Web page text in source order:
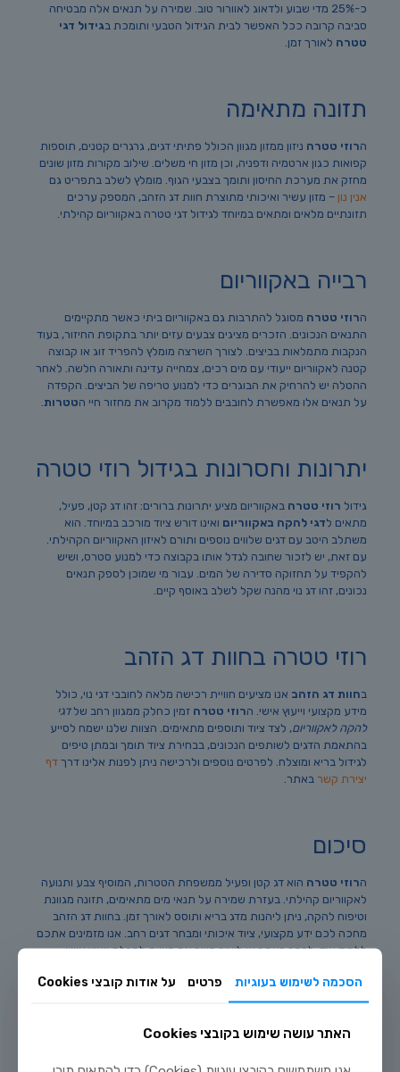
כ-25% מדי שבוע ולדאוג לאוורור טוב. שמירה על תנאים אלה מבטיחה
סביבה קרובה ככל האפשר לבית הגידול הטבעי ותומכת בגידול דגי
טטרה לאורך זמן.
תזונה מתאימה
הרוזי טטרה ניזון ממזון מגוון הכולל פתיתי דגים, גרגרים קטנים, תוספות
קפואות כגון ארטמיה ודפניה, וכן מזון חי משלים. שילוב מקורות מזון שונים
מחזק את מערכת החיסון ותומך בצבעי הגוף. מומלץ לשלב בתפריט גם
אנין נון – מזון עשיר ואיכותי מתוצרת חוות דג הזהב, המספק ערכים
תזונתיים מלאים ומתאים במיוחד לגידול דגי טטרה באקווריום קהילתי.
רבייה באקווריום
הרוזי טטרה מסוגל להתרבות גם באקווריום ביתי כאשר מתקיימים
התנאים הנכונים. הזכרים מציגים צבעים עזים יותר בתקופת החיזור, בעוד
הנקבות מתמלאות בביצים. לצורך השרצה מומלץ להפריד זוג או קבוצה
קטנה לאקווריום ייעודי עם מים רכים, צמחייה עדינה ותאורה חלשה. לאחר
ההטלה יש להרחיק את הבוגרים כדי למנוע טריפה של הביצים. הקפדה
על תנאים אלו מאפשרת לחובבים ללמוד מקרוב את מחזור חיי הטטרות
יתרונות וחסרונות בגידול רוזי טטרה
גידול רוזי טטרה באקווריום מציע יתרונות ברורים: זהו דג קטן, פעיל,
מתאים לדגי להקה באקווריום ואינו דורש ציוד מורכב במיוחד. הוא
משתלב היטב עם דגים שלווים נוספים ותורם לאיזון האקווריום הקהילתי.
עם זאת, יש לזכור שחובה לגדל אותו בקבוצה כדי למנוע סטרס, ושיש
להקפיד על תחזוקה סדירה של המים. עבור מי שמוכן לספק תנאים
נכונים, זהו דג נוי מהנה שקל לשלב באוסף קיים.
רוזי טטרה בחוות דג הזהב
בחוות דג הזהב אנו מציעים חוויית רכישה מלאה לחובבי דגי נוי, כולל
מידע מקצועי וייעוץ אישי. הרוזי טטרה זמין כחלק ממגוון רחב שלדגי
להקה לאקווריום, לצד ציוד ותוספים מתאימים. הצוות שלנו ישמח לסייע
בהתאמת הדגים לשותפים הנכונים, בבחירת ציוד תומך ובמתן טיפים
לגידול בריא ומוצלח. לפרטים נוספים ולרכישה ניתן לפנות אלינו דרך דף
יצירת קשרבאתר.
סיכום
הרוזי טטרה הוא דג קטן ופעיל ממשפחת הטטרות, המוסיף צבע ותנועה
לאקווריום קהילתי. בעזרת שמירה על תנאי מים מתאימים, תזונה מגוונת
וטיפוח להקה, ניתן ליהנות מדג בריא ותוסס לאורך זמן. בחוות דג הזהב
מחכה לכם ידע מקצועי, ציוד איכותי ומבחר דגים רחב. אנו מזמינים אתכם
ללמוד עוד, לבקר באתר או ליצור קשר עם הצוות לקבלת ייעוץ אישי.
הסכמה לשימוש בעוגיות פרטים על אודות קובצי Cookies
האתר עושה שימוש בקובצי Cookies